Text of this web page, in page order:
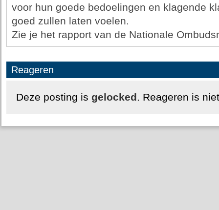
voor hun goede bedoelingen en klagende
goed zullen laten voelen.
Zie je het rapport van de Nationale
Reageren
Deze posting is gelocked. Reageren is